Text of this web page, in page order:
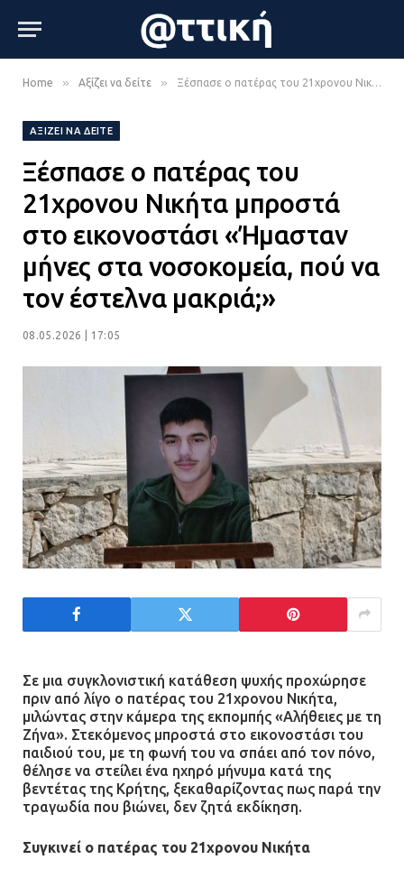
Home » Αξίζει να δείτε » Ξέσπασε ο πατέρας του 21χρονου Νικήτα μπροστά στο εικονοστάσι «Ήμασταν μήνες στα νοσοκομεία, πού να τον έστελνα μακριά;»
ΑΞΊΖΕΙ ΝΑ ΔΕΊΤΕ
Ξέσπασε ο πατέρας του
21χρονου Νικήτα μπροστά
στο εικονοστάσι «Ήμασταν
μήνες στα νοσοκομεία, πού να
τον έστελνα μακριά;»
08.05.2026 | 17:05
Σε μια συγκλονιστική κατάθεση ψυχής προχώρησε
πριν από λίγο ο πατέρας του 21χρονου Νικήτα,
μιλώντας στην κάμερα της εκπομπής «Αλήθειες με τη
Ζήνα». Στεκόμενος μπροστά στο εικονοστάσι του
παιδιού του, με τη φωνή του να σπάει από τον πόνο,
θέλησε να στείλει ένα ηχηρό μήνυμα κατά της
βεντέτας της Κρήτης, ξεκαθαρίζοντας πως παρά την
τραγωδία που βιώνει, δεν ζητά εκδίκηση.
Συγκινεί ο πατέρας του 21χρονου Νικήτα